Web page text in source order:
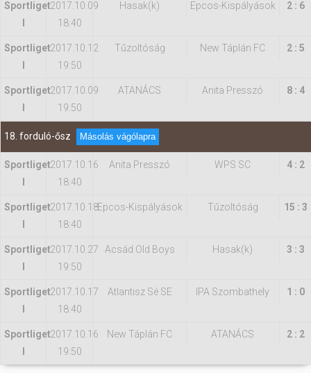
Sportliget2017.10.09
18:40
Hasak(k) Epcos-Kispályások 2 : 6
Sportliget2017.10.12
19:50
Tűzoltóság New Táplán FC 2 : 5
Sportliget2017.10.09
19:50
ATANÁCS Anita Presszó 8 : 4
18. forduló-ősz Másolás vágólapra
Sportliget2017.10.16
18:40
Anita Presszó WPS SC 4 : 2
Sportliget2017.10.18
18:40
Epcos-Kispályások Tűzoltóság 15 : 3
Sportliget2017.10.27
19:50
Acsád Old Boys Hasak(k) 3 : 3
Sportliget2017.10.17
18:40
Atlantisz Sé SE IPA Szombathely 1 : 0
Sportliget2017.10.16
19:50
New Táplán FC ATANÁCS 2 : 2